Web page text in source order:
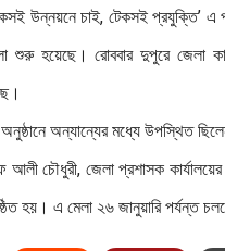
উন্নয়নে চাই, টেকসই প্রযুক্তি’ এ
শুরু হয়েছে। রোববার দুপুরে জেলা
অন্যান্যের মধ্যে উপস্থিত
চৌধুরী, জেলা প্রশাসক কার্যালয়ের
হয়। এ মেলা ২৬ জানুয়ারি পর্যন্ত